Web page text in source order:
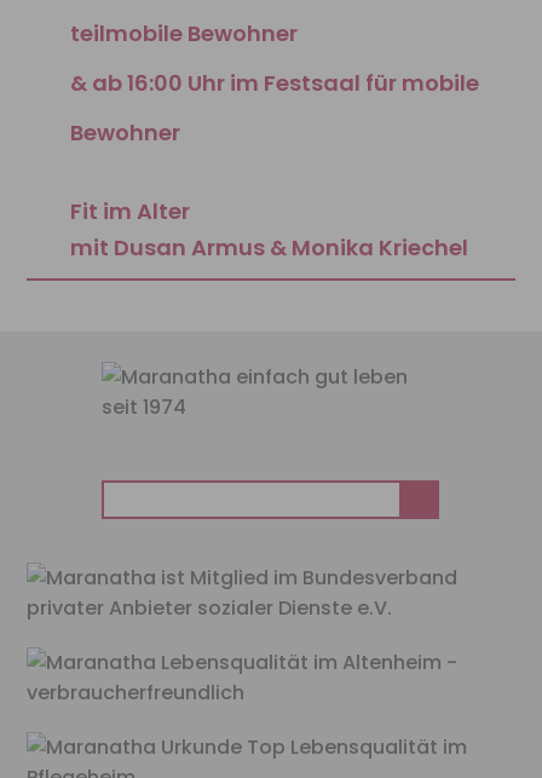
teilmobile Bewohner
& ab 16:00 Uhr im Festsaal für mobile
Bewohner
Fit im Alter
mit Dusan Armus & Monika Kriechel
nach: